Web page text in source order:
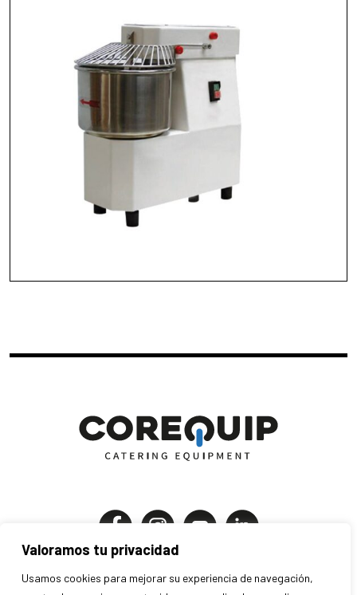
Valoramos tu privacidad
Usamos cookies para mejorar su experiencia de navegación,
Corequip Catering Equipment S.A